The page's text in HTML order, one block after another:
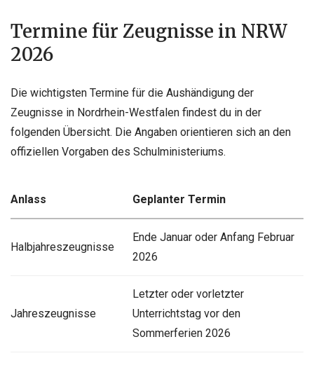
Termine für Zeugnisse in NRW
2026
Die wichtigsten Termine für die Aushändigung der
Zeugnisse in Nordrhein-Westfalen findest du in der
folgenden Übersicht. Die Angaben orientieren sich an den
offiziellen Vorgaben des Schulministeriums.
Anlass Geplanter Termin
Halbjahreszeugnisse
Ende Januar oder Anfang Februar
2026
Jahreszeugnisse
Letzter oder vorletzter
Unterrichtstag vor den
Sommerferien 2026